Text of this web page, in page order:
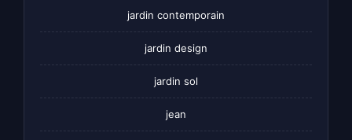
jardin contemporain
jardin design
jardin sol
jean